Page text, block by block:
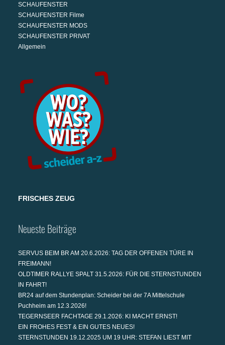
SCHAUFENSTER
SCHAUFENSTER Filme
SCHAUFENSTER MODS
SCHAUFENSTER PRIVAT
Allgemein
FRISCHES ZEUG
Neueste Beiträge
SERVUS BEIM BR AM 20.6.2026: TAG DER OFFENEN TÜRE IN
FREIMANN!
OLDTIMER RALLYE SPALT 31.5.2026: FÜR DIE STERNSTUNDEN
IN FAHRT!
BR24 auf dem Stundenplan: Scheider bei der 7A Mittelschule
Puchheim am 12.3.2026!
TEGERNSEER FACHTAGE 29.1.2026: KI MACHT ERNST!
EIN FROHES FEST & EIN GUTES NEUES!
STERNSTUNDEN 19.12.2025 UM 19 UHR: STEFAN LIEST MIT